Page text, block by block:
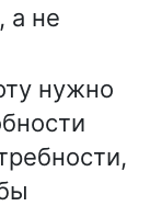
а не
нужно